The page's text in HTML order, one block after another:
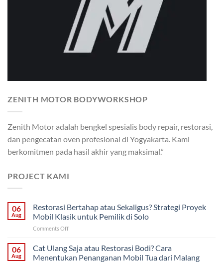
ZENITH MOTOR BODYWORKSHOP
Zenith Motor adalah bengkel spesialis body repair, restorasi,
dan pengecatan oven profesional di Yogyakarta. Kami
berkomitmen pada hasil akhir yang maksimal.”
PROJECT KAMI
06
Aug
Restorasi Bertahap atau Sekaligus? Strategi Proyek
Mobil Klasik untuk Pemilik di Solo
Comments Offon
Bertahap
atau
Sekaligus?
06
Aug
Cat Ulang Saja atau Restorasi Bodi? Cara
Menentukan Penanganan Mobil Tua dari Malang